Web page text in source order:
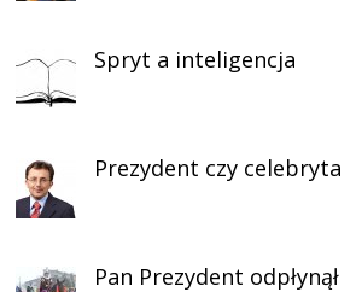
Spryt a inteligencja
Prezydent czy celebryta
Pan Prezydent odpłynął